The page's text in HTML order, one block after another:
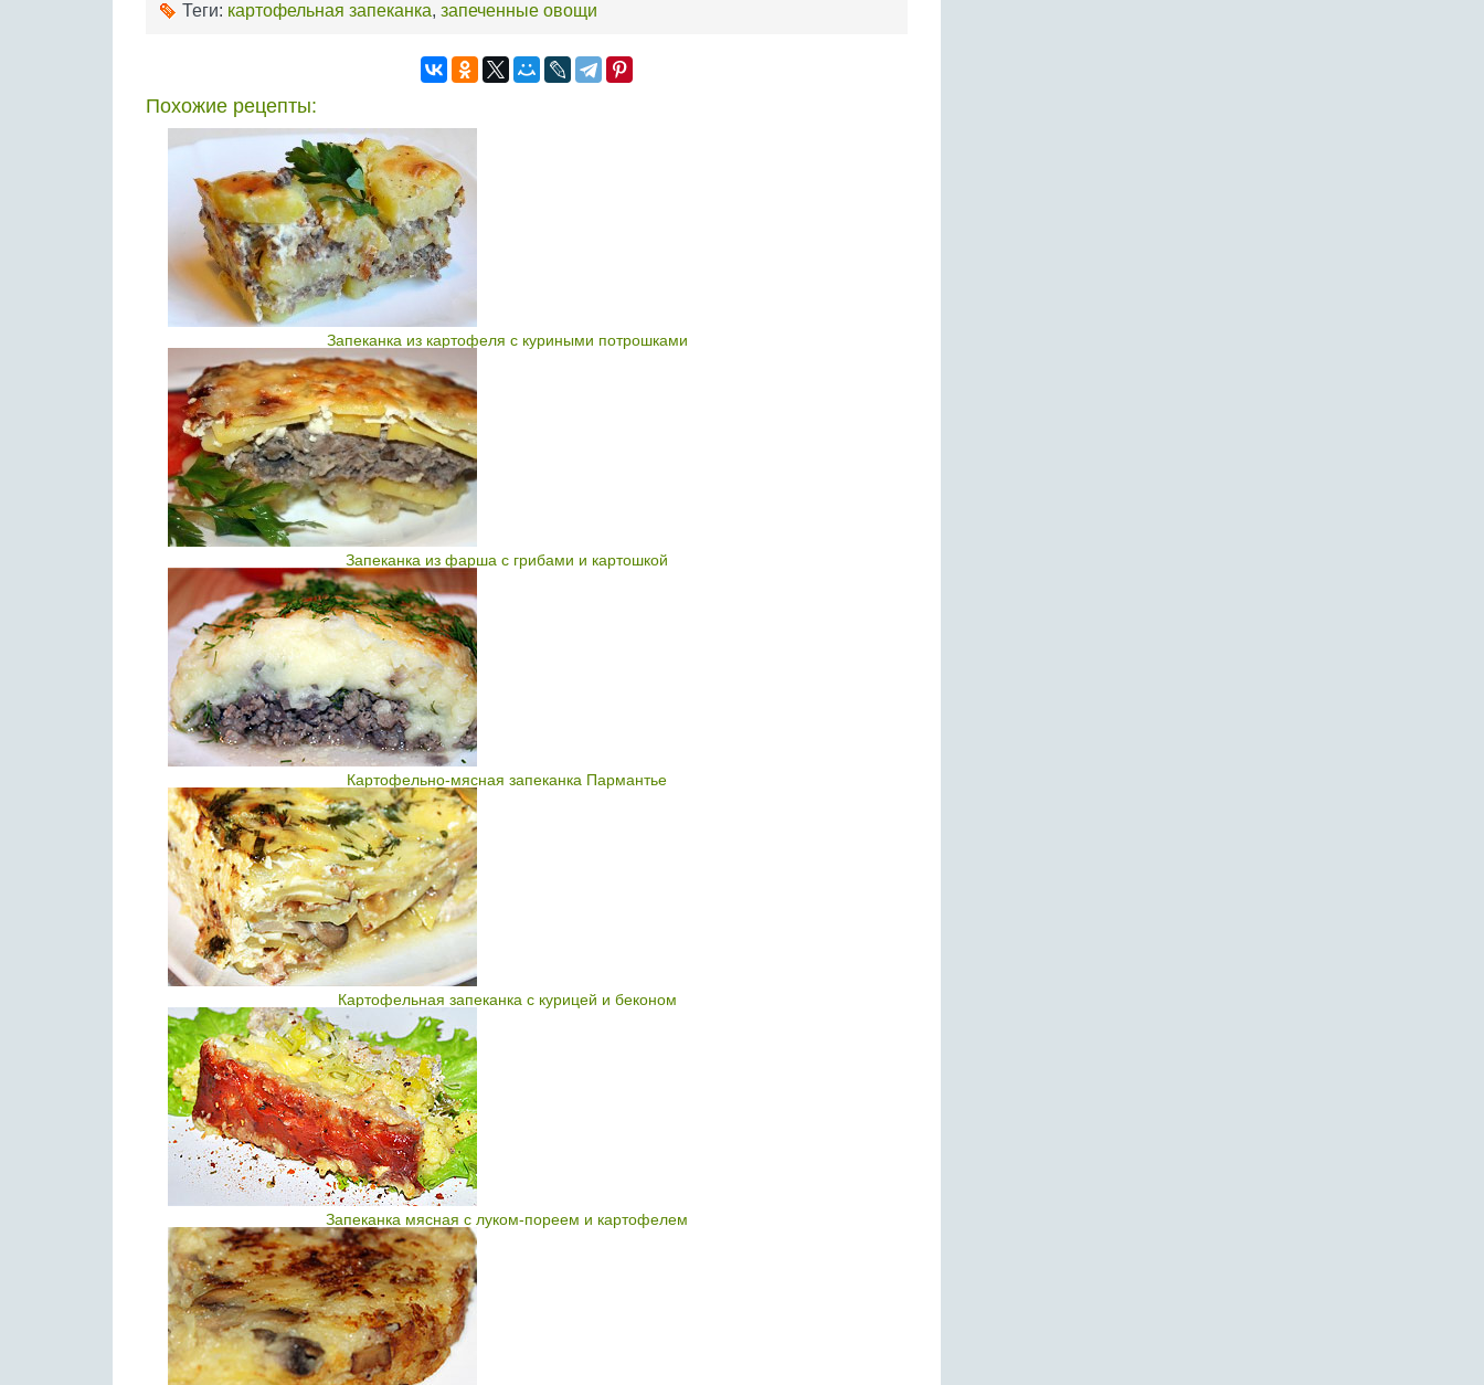
Теги: картофельная запеканка, запеченные овощи
Похожие рецепты:
Запеканка из картофеля с куриными потрошками
Запеканка из фарша с грибами и картошкой
Картофельно-мясная запеканка Пармантье
Картофельная запеканка с курицей и беконом
Запеканка мясная с луком-пореем и картофелем